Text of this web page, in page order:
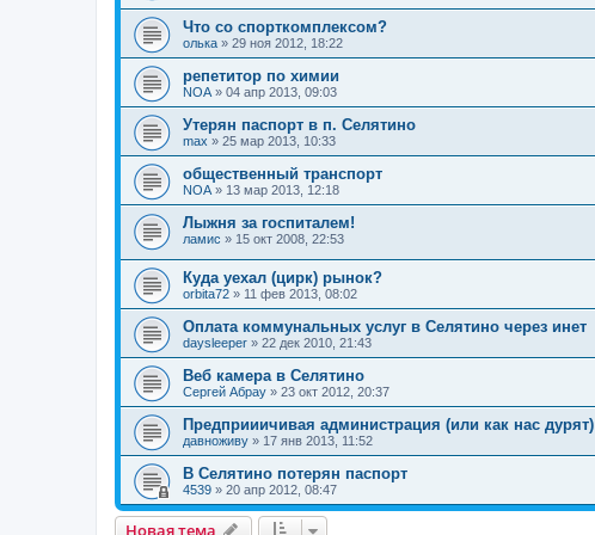
Что со спорткомплексом?
олька » 29 ноя 2012, 18:22
репетитор по химии
NOA » 04 апр 2013, 09:03
Утерян паспорт в п. Селятино
max » 25 мар 2013, 10:33
общественный транспорт
NOA » 13 мар 2013, 12:18
Лыжня за госпиталем!
ламис » 15 окт 2008, 22:53
Куда уехал (цирк) рынок?
orbita72 » 11 фев 2013, 08:02
Оплата коммунальных услуг в Селятино через инет
daysleeper » 22 дек 2010, 21:43
Веб камера в Селятино
Сергей Абрау » 23 окт 2012, 20:37
Предприиичивая администрация (или как нас дурят)
давноживу » 17 янв 2013, 11:52
В Селятино потерян паспорт
4539 » 20 апр 2012, 08:47